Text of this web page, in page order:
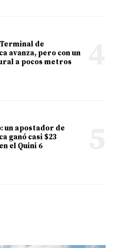
de
avanza, pero con un
a pocos metros
un apostador de
ganó casi $23
el Quini 6